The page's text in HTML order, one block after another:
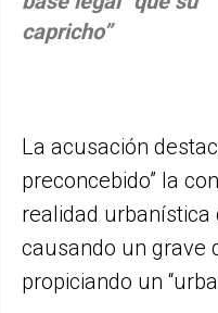
capricho”
La acusación
preconcebido” la
realidad urbanística
causando un grave
propiciando un